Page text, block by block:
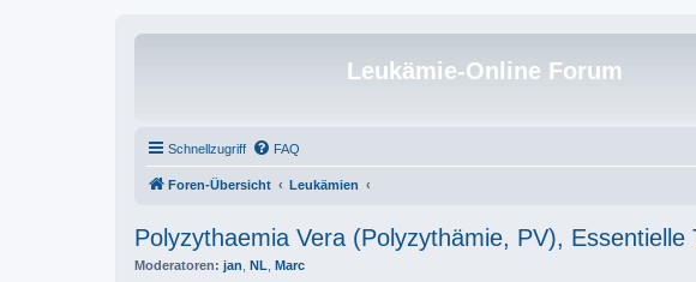
Leukämie-Online Forum
Schnellzugriff FAQ
Foren-Übersicht Leukämien
Polyzythaemia Vera (Polyzythämie, PV),
Moderatoren: jan NL Marc